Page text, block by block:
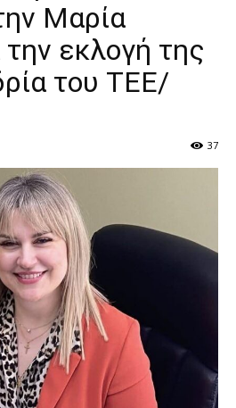
Μαρία
εκλογή της
του ΤΕΕ/
37